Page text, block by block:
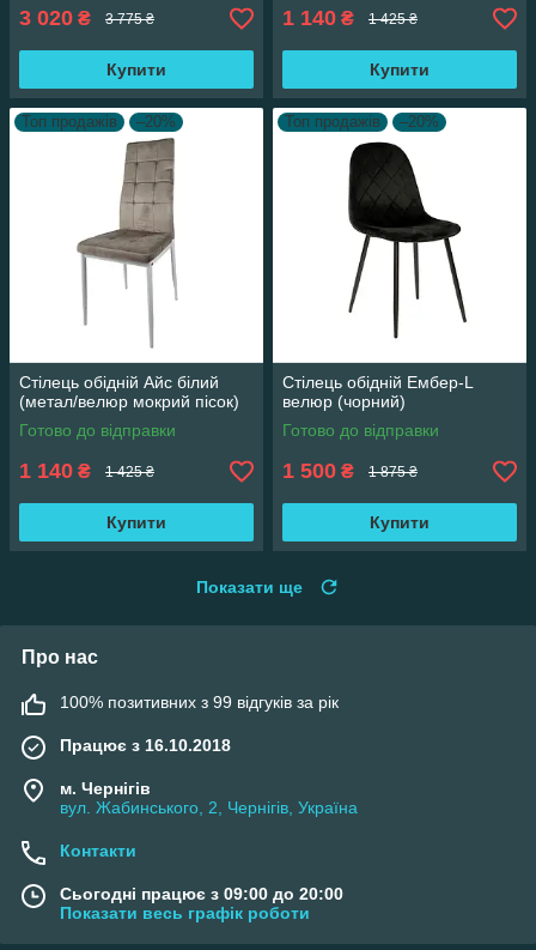
3 020 ₴ 3 775 ₴
Купити
1 140 ₴ 1 425 ₴
Купити
Топ продажів –20%
Стілець обідній Айс білий
(метал/велюр мокрий пісок)
Готово до відправки
1 140 ₴ 1 425 ₴
Купити
Топ продажів –20%
Стілець обідній Ембер-L
велюр (чорний)
Готово до відправки
1 500 ₴ 1 875 ₴
Купити
Показати ще
Про нас
100% позитивних з 99 відгуків за рік
Працює з 16.10.2018
м. Чернігів
вул. Жабинського, 2, Чернігів, Україна
Контакти
Сьогодні працює з 09:00 до 20:00
Показати весь графік роботи